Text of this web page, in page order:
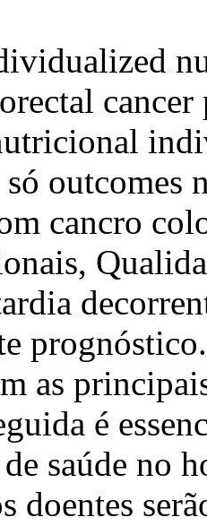
cancer
outcomes
cancro
prognóstico.
as
é
saúde no
doentes